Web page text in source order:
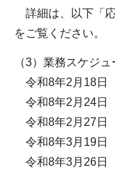
詳細は、以下「
をご覧ください。
（3）業務スケジュ
令和8年2月18日
令和8年2月24日
令和8年2月27日
令和8年3月19日
令和8年3月26日